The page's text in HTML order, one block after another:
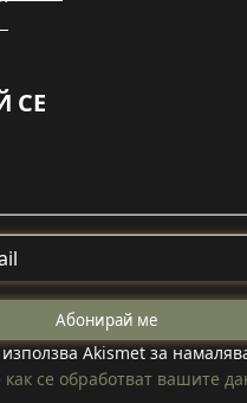
СЕ
Akismet за
как се обработват вашите